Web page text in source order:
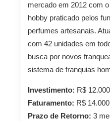
mercado em 2012 com
hobby praticado pelos
perfumes artesanais.
com 42 unidades em
busca por novos
sistema de franquias
Investimento: R$ 12.000
Faturamento: R$ 14.000
Prazo de Retorno: 3